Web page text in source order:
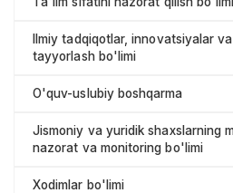
Ilmiy tadqiqotlar, innovatsiyalar
tayyorlash bo'limi
O'quv-uslubiy boshqarma
Jismoniy va yuridik shaxslarning
nazorat va monitoring bo'limi
Xodimlar bo'limi